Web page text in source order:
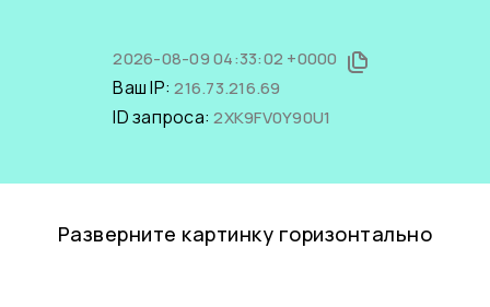
2026-08-09 04:33:02 +0000
Ваш IP:216.73.216.69
ID запроса:2XK9FV0Y90U1
Разверните картинку горизонтально